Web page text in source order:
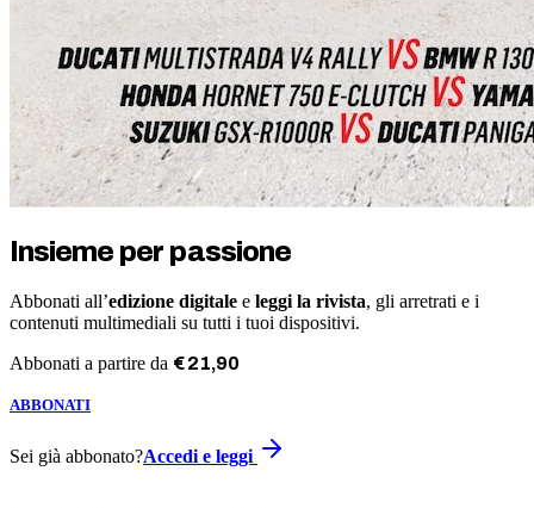
Insieme per passione
Abbonati all’edizione digitale e leggi la rivista, gli arretrati e i
contenuti multimediali su tutti i tuoi dispositivi.
Abbonati a partire da €21,90
ABBONATI
Sei già abbonato?Accedi e leggi